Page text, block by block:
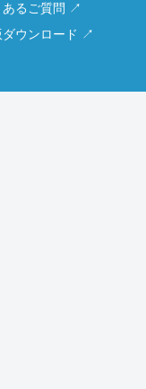
あるご質問 ↗
ダウンロード ↗